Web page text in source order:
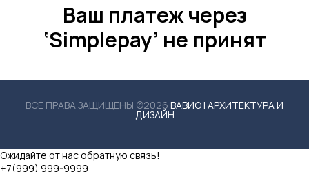
Ваш платеж через
‘Simplepay’ не принят
ВСЕ ПРАВА ЗАЩИЩЕНЫ ©2026 ВАВИО | АРХИТЕКТУРА И
ДИЗАЙН
Ожидайте от нас обратную связь!
+7(999) 999-9999